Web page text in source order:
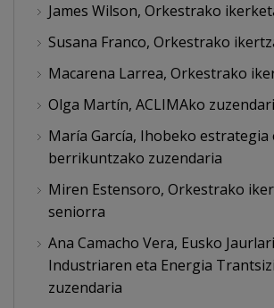
James Wilson, Orkestrako
Susana Franco, Orkestrako
Macarena Larrea, Orkestrako
Olga Martín, ACLIMAko
María García, Ihobeko estrategia
berrikuntzako zuzendaria
Miren Estensoro, Orkestrako
seniorra
Ana Camacho Vera, Eusko
Industriaren eta Energia
zuzendaria